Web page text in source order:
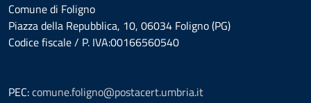
Comune di Foligno
Piazza della Repubblica, 10, 06034 Foligno (PG)
Codice fiscale / P. IVA:00166560540
PEC:comune.foligno@postacert.umbria.it